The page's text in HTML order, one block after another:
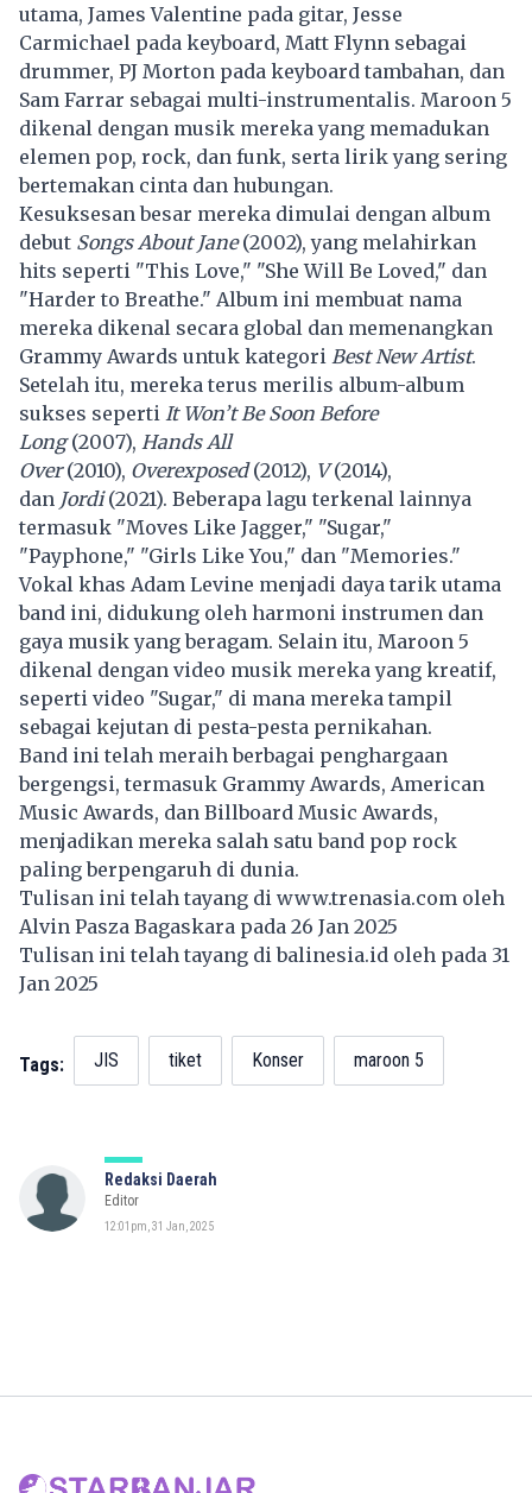
utama, James Valentine pada gitar, Jesse
Carmichael pada keyboard, Matt Flynn sebagai
drummer, PJ Morton pada keyboard tambahan, dan
Sam Farrar sebagai multi-instrumentalis. Maroon 5
dikenal dengan musik mereka yang memadukan
elemen pop, rock, dan funk, serta lirik yang sering
bertemakan cinta dan hubungan.
Kesuksesan besar mereka dimulai dengan album
debut Songs About Jane(2002), yang melahirkan
hits seperti "This Love," "She Will Be Loved," dan
"Harder to Breathe." Album ini membuat nama
mereka dikenal secara global dan memenangkan
Grammy Awards untuk kategori Best New Artist.
Setelah itu, mereka terus merilis album-album
sukses seperti It Won’t Be Soon Before
Long(2007), Hands All
Over(2010), Overexposed(2012), V(2014),
dan Jordi(2021). Beberapa lagu terkenal lainnya
termasuk "Moves Like Jagger," "Sugar,"
"Payphone," "Girls Like You," dan "Memories."
Vokal khas Adam Levine menjadi daya tarik utama
band ini, didukung oleh harmoni instrumen dan
gaya musik yang beragam. Selain itu, Maroon 5
dikenal dengan video musik mereka yang kreatif,
seperti video "Sugar," di mana mereka tampil
sebagai kejutan di pesta-pesta pernikahan.
Band ini telah meraih berbagai penghargaan
bergengsi, termasuk Grammy Awards, American
Music Awards, dan Billboard Music Awards,
menjadikan mereka salah satu band pop rock
paling berpengaruh di dunia.
Tulisan ini telah tayang di www.trenasia.com oleh
Alvin Pasza Bagaskara pada 26 Jan 2025
Tulisan ini telah tayang dibalinesia.id oleh pada 31
Jan 2025
Tags: JIS tiket Konser maroon 5
Redaksi Daerah
Editor
12:01pm, 31 Jan, 2025